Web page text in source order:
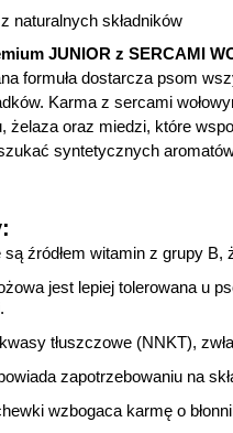
naturalnych składników
JUNIOR z SERCAMI
formuła dostarcza psom
Karma z sercami
żelaza oraz miedzi, które
syntetycznych
są źródłem witamin z grupy
jest lepiej tolerowana u
tłuszczowe (NNKT),
zapotrzebowaniu na
wzbogaca karmę o